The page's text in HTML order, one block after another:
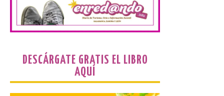
celebra este domingo el
día de León y Astorga
La 69ª edición de la Feria
Internacional de Muestras
de Asturias (FIDMA) se
celebra del 1 al 16 de
DESCÁRGATE GRATIS EL LIBRO
AQUÍ